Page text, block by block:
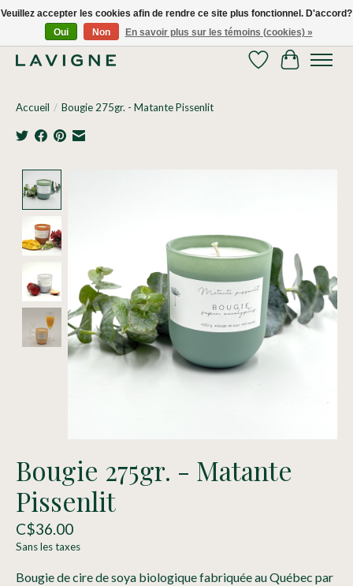
Nous livrons tous les jours dans le Grand Montréal! 514.521.0118
Liste de souhaits
Panier
Accueil / Bougie 275gr. - Matante Pissenlit
Bougie 275gr. - Matante
Pissenlit
C$36.00
Sans les taxes
Bougie de cire de soya biologique fabriquée au Québec par
Veuillez accepter les cookies afin de rendre ce site plus fonctionnel. D'accord?
Oui
Non En savoir plus sur les témoins (cookies) »